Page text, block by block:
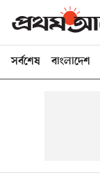
সর্বশেষ বাংলাদেশ